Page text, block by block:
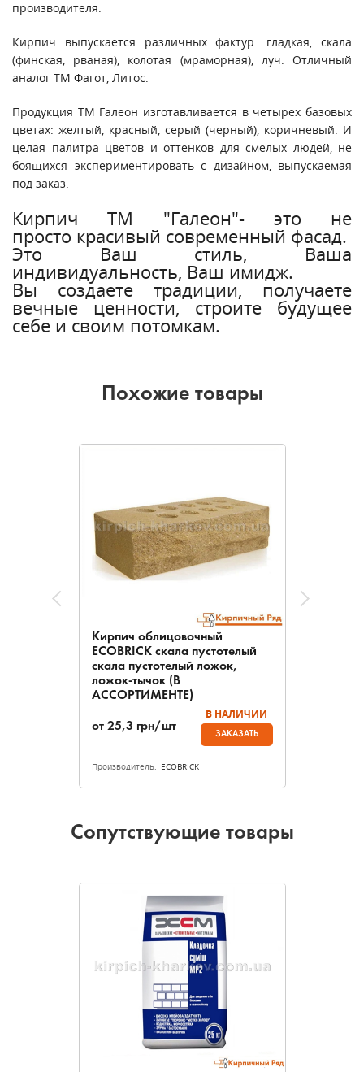
производителя.
Кирпич выпускается различных фактур: гладкая, скала
(финская, рваная), колотая (мраморная), луч. Отличный
аналог ТМ Фагот, Литос.
Продукция ТМ Галеон изготавливается в четырех базовых
цветах: желтый, красный, серый (черный), коричневый. И
целая палитра цветов и оттенков для смелых людей, не
боящихся экспериментировать с дизайном, выпускаемая
под заказ.
Кирпич ТМ "Галеон"- это не
просто красивый современный фасад.
Это Ваш стиль, Ваша
индивидуальность, Ваш имидж.
Вы создаете традиции, получаете
вечные ценности, строите будущее
себе и своим потомкам.
Похожие товары
Кирпич облицовочный
ECOBRICK скала пустотелый
скала пустотелый ложок,
ложок-тычок (В
АССОРТИМЕНТЕ)
от 25,3 грн/шт
В НАЛИЧИИ
ЗАКАЗАТЬ
Производитель: ECOBRICK
Сопутствующие товары